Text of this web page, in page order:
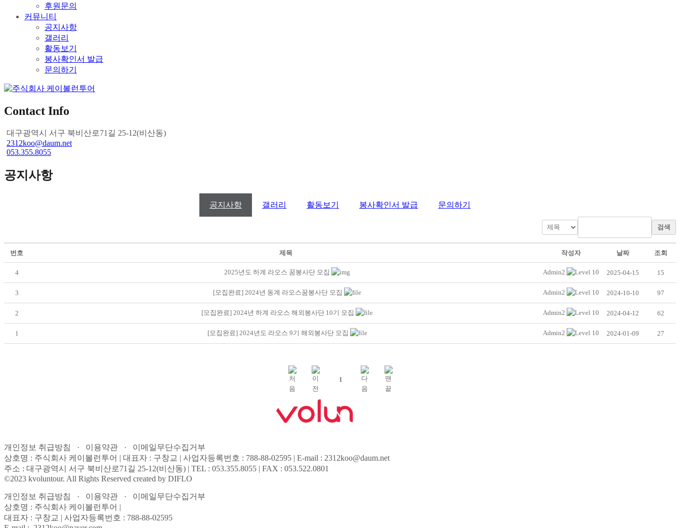
후원문의
커뮤니티
공지사항
갤러리
활동보기
봉사확인서 발급
문의하기
Contact Info
대구광역시 서구 북비산로71길 25-12(비산동)
2312koo@daum.net
053.355.8055
공지사항
공지사항 갤러리 활동보기 봉사확인서 발급 문의하기
검색
번호 제목 작성자 날짜 조회
4 2025년도 하계 라오스 꿈봉사단 모집 Admin2 2025-04-15 15
3 [모집완료] 2024년 동계 라오스꿈봉사단 모집 Admin2 2024-10-10 97
2 [모집완료] 2024년 하계 라오스 해외봉사단 10기 모집 Admin2 2024-04-12 62
1 [모집완료] 2024년도 라오스 9기 해외봉사단 모집 Admin2 2024-01-09 27
1
개인정보 취급방침 · 이용약관 · 이메일무단수집거부
상호명 : 주식회사 케이볼런투어 | 대표자 : 구창교 | 사업자등록번호 : 788-88-02595 | E-mail : 2312koo@daum.net
주소 : 대구광역시 서구 북비산로71길 25-12(비산동) | TEL : 053.355.8055 | FAX : 053.522.0801
©2023 kvoluntour. All Rights Reserved created by DIFLO
개인정보 취급방침 · 이용약관 · 이메일무단수집거부
상호명 : 주식회사 케이볼런투어 |
대표자 : 구창교 | 사업자등록번호 : 788-88-02595